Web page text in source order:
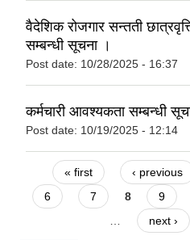
वैदेशिक रोजगार सन्तती
सम्बन्धी सूचना ।
Post date: 10/28/2025 - 16:37
कर्मचारी आवश्यकता सम्बन्धी
Post date: 10/19/2025 - 12:14
Pages
« first ‹ previous
6
7 8 9
next ›